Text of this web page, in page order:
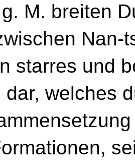
M. breiten
Nan-
starres und
dar, welches